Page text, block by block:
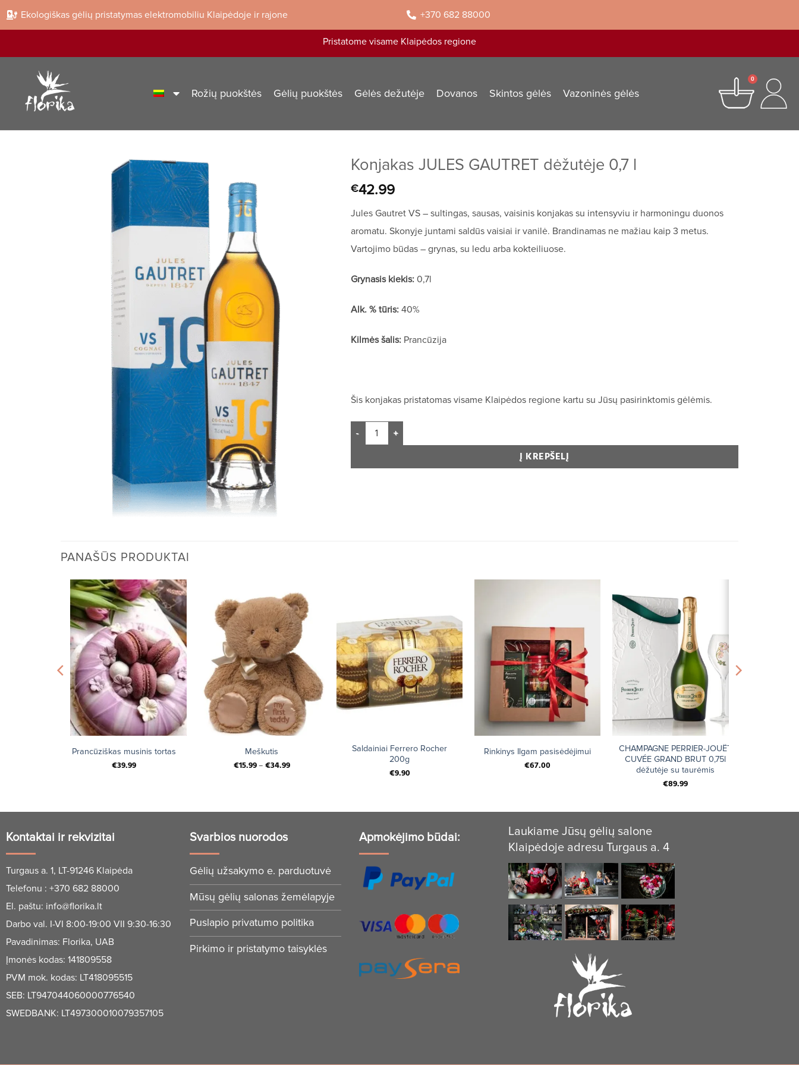
Ekologiškas gėlių pristatymas elektromobiliu Klaipėdoje ir rajone +370 682 88000
Pristatome visame Klaipėdos regione
Rožių puokštės Gėlių puokštės Gėlės dežutėje Dovanos Skintos gėlės Vazoninės gėlės
0
Konjakas JULES GAUTRET dėžutėje 0,7 l
€42.99
Jules Gautret VS – sultingas, sausas, vaisinis konjakas su intensyviu ir harmoningu duonos
aromatu. Skonyje juntami saldūs vaisiai ir vanilė. Brandinamas ne mažiau kaip 3 metus.
Vartojimo būdas – grynas, su ledu arba kokteiliuose.
Grynasis kiekis:0,7l
Alk. % tūris:40%
Kilmės šalis:Prancūzija
Šis konjakas pristatomas visame Klaipėdos regione kartu su Jūsų pasirinktomis gėlėmis.
Į KREPŠELĮ
PANAŠŪS PRODUKTAI
+
Prancūziškas musinis tortas
€39.99
Meškutis
€15.99– €34.99
Saldainiai Ferrero Rocher
200g
€9.90
+
Rinkinys Ilgam pasisėdėjimui
€67.00
CHAMPAGNE PERRIER-JOUËT
CUVÉE GRAND BRUT 0,75l
dėžutėje su taurėmis
€89.99
Kontaktai ir rekvizitai
Turgaus a. 1, LT-91246 Klaipėda
Telefonu : +370 682 88000
El. paštu: info@florika.lt
Darbo val. I-VI 8:00-19:00 VII 9:30-16:30
Pavadinimas: Florika, UAB
Įmonės kodas: 141809558
PVM mok. kodas: LT418095515
SEB: LT947044060000776540
SWEDBANK: LT497300010079357105
Svarbios nuorodos
Gėlių užsakymo e. parduotuvė
Mūsų gėlių salonas žemėlapyje
Puslapio privatumo politika
Pirkimo ir pristatymo taisyklės
Apmokėjimo būdai:
Laukiame Jūsų gėlių salone
Klaipėdoje adresu Turgaus a. 4